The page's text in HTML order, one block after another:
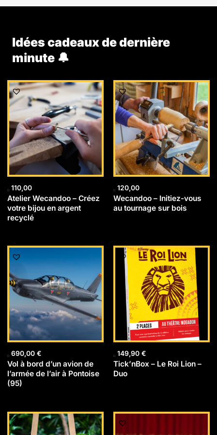
Idées cadeaux de dernière
minute 🔔
110,00
Atelier Wecandoo – Créez
votre bijou en argent
recyclé
120,00
Wecandoo – Initiez-vous
au tournage sur bois
690,00 €
Vol à bord d’un avion de
l’armée de l’air à Pontoise
(95)
149,90 €
Tick’nBox – Le Roi Lion –
Duo